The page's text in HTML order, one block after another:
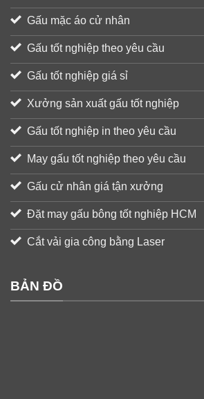
Gấu mặc áo cử nhân
Gấu tốt nghiệp theo yêu cầu
Gấu tốt nghiệp giá sỉ
Xưởng sản xuất gấu tốt nghiệp
Gấu tốt nghiệp in theo yêu cầu
May gấu tốt nghiệp theo yêu cầu
Gấu cử nhân giá tận xưởng
Đặt may gấu bông tốt nghiệp HCM
Cắt vải gia công bằng Laser
BẢN ĐỒ